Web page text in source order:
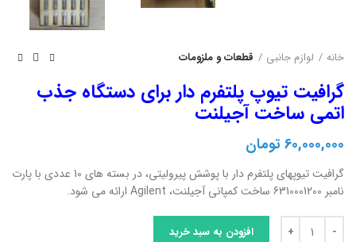
خانه لوازم جانبی قطعات و ملزومات
گرافیت تیوپ پلتفرم دار برای دستگاه جذب
اتمی ساخت آجیلنت
60,000,000تومان
گرافیت تیوپهای پلتفرم دار با پوشش پیرولیتی، در بسته های 10 عددی با پارت
نامبر 6310001200 ساخت کمپانی آجیلنت، Agilent ارائه می شود.
گرافیت تیوپ پلتفرم دار برای دستگاه جذب اتمی ساخت آجیلنت عدد
افزودن به سبد خرید